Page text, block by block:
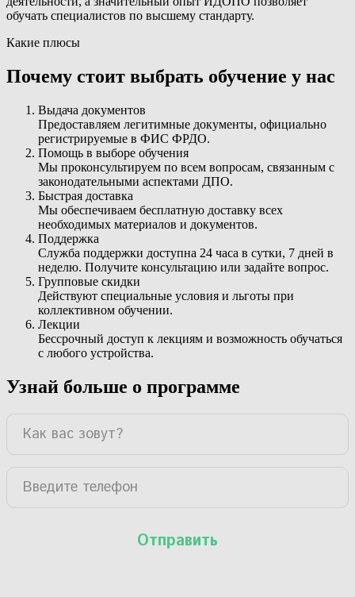
обучать специалистов по высшему стандарту.
Какие плюсы
Почему стоит выбрать обучение у нас
Выдача документов
Предоставляем легитимные документы, официально
регистрируемые в ФИС ФРДО.
Помощь в выборе обучения
Мы проконсультируем по всем вопросам, связанным с
законодательными аспектами ДПО.
Быстрая доставка
Мы обеспечиваем бесплатную доставку всех
необходимых материалов и документов.
Поддержка
Служба поддержки доступна 24 часа в сутки, 7 дней в
неделю. Получите консультацию или задайте вопрос.
Групповые скидки
Действуют специальные условия и льготы при
коллективном обучении.
Лекции
Бессрочный доступ к лекциям и возможность обучаться
с любого устройства.
Узнай больше о программе